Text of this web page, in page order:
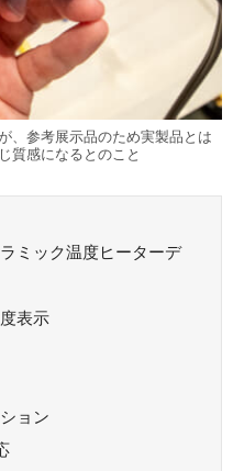
、参考展示品のため実製品とは
質感になるとのこと
ミック温度ヒーターデ
表示
ョン